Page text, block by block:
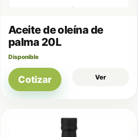
Aceite de oleína de
palma 20L
Disponible
Cotizar Ver